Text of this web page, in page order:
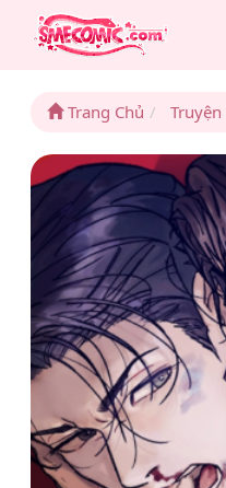
Trang Chủ Truyện